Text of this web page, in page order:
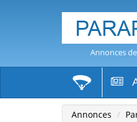
Annonces
Annonces